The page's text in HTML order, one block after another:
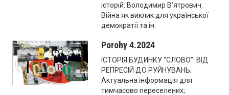
історій: Володимир В’ятрович:
Війна як виклик для української
демократії та ін.
Porohy 4.2024
ІСТОРІЯ БУДИНКУ "СЛОВО": ВІД
РЕПРЕСІЙ ДО РУЙНУВАНЬ;
Актуальна інформація для
тимчасово переселених;